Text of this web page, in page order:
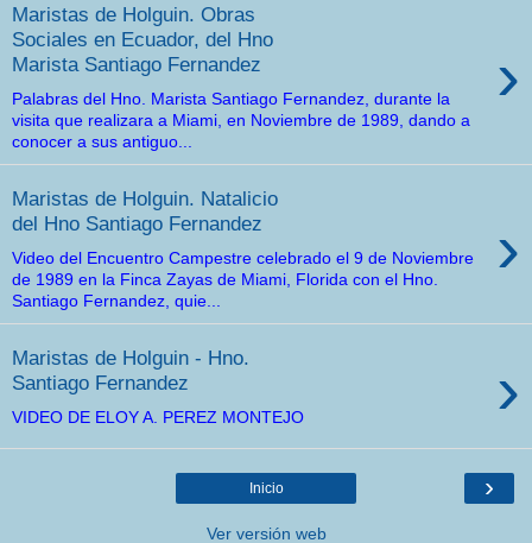
Maristas de Holguin. Obras
Sociales en Ecuador, del Hno
Marista Santiago Fernandez
›
Palabras del Hno. Marista Santiago Fernandez, durante la
visita que realizara a Miami, en Noviembre de 1989, dando a
conocer a sus antiguo...
Maristas de Holguin. Natalicio
del Hno Santiago Fernandez
›
Video del Encuentro Campestre celebrado el 9 de Noviembre
de 1989 en la Finca Zayas de Miami, Florida con el Hno.
Santiago Fernandez, quie...
Maristas de Holguin - Hno.
Santiago Fernandez
›
VIDEO DE ELOY A. PEREZ MONTEJO
›
Inicio
Ver versión web